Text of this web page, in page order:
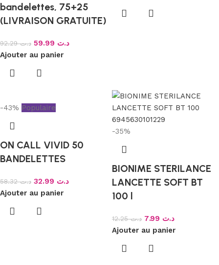
bandelettes, 75+25
(LIVRAISON GRATUITE)
د.ت92.29 د.ت
Ajouter au panier
-43% Populaire
ON CALL VIVID 50
BANDELETTES
د.ت58.32 د.ت
Ajouter au panier
-35%
BIONIME STERILANCE
LANCETTE SOFT BT
100 l
د.ت12.25 د.ت
Ajouter au panier